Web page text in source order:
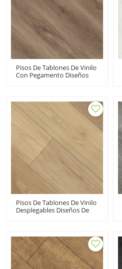
Pisos De Tablones De Vinilo
Con Pegamento Diseños
Apto Para Niños Amplio
Uso Comercial Residencial
UCL 8065
Pisos De Tablones De Vinilo
Desplegables Diseños De
6''x36'' 5.0/0.5 HDF 9111